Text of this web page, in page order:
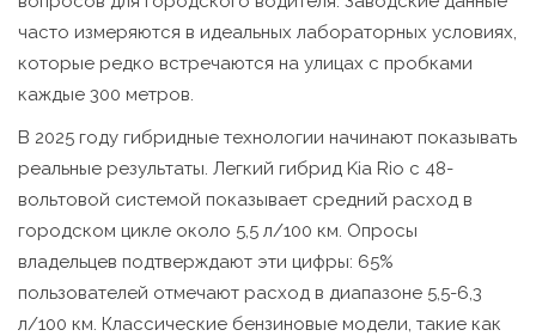
часто измеряются в идеальных лабораторных условиях,
которые редко встречаются на улицах с пробками
каждые 300 метров.
В 2025 году гибридные технологии начинают показывать
реальные результаты. Легкий гибрид Kia Rio с 48-
вольтовой системой показывает средний расход в
городском цикле около 5,5 л/100 км. Опросы
владельцев подтверждают эти цифры: 65%
пользователей отмечают расход в диапазоне 5,5-6,3
л/100 км. Классические бензиновые модели, такие как